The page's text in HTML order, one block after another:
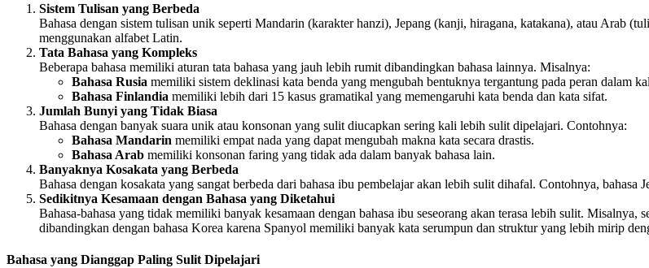
Sistem Tulisan yang Berbeda
Bahasa dengan sistem tulisan unik seperti Mandarin (karakter hanzi), Jepang (kanji, hiragana, katakana), atau Arab
menggunakan alfabet Latin.
Tata Bahasa yang Kompleks
Beberapa bahasa memiliki aturan tata bahasa yang jauh lebih rumit dibandingkan bahasa lainnya. Misalnya:
Bahasa Rusia memiliki sistem deklinasi kata benda yang mengubah bentuknya tergantung pada peran dalam
Bahasa Finlandia memiliki lebih dari 15 kasus gramatikal yang memengaruhi kata benda dan kata sifat.
Jumlah Bunyi yang Tidak Biasa
Bahasa dengan banyak suara unik atau konsonan yang sulit diucapkan sering kali lebih sulit dipelajari. Contohnya:
Bahasa Mandarin memiliki empat nada yang dapat mengubah makna kata secara drastis.
Bahasa Arab memiliki konsonan faring yang tidak ada dalam banyak bahasa lain.
Banyaknya Kosakata yang Berbeda
Bahasa dengan kosakata yang sangat berbeda dari bahasa ibu pembelajar akan lebih sulit dihafal. Contohnya,
Sedikitnya Kesamaan dengan Bahasa yang Diketahui
Bahasa-bahasa yang tidak memiliki banyak kesamaan dengan bahasa ibu seseorang akan terasa lebih sulit. Misalnya,
dibandingkan dengan bahasa Korea karena Spanyol memiliki banyak kata serumpun dan struktur yang lebih mirip
Bahasa yang Dianggap Paling Sulit Dipelajari